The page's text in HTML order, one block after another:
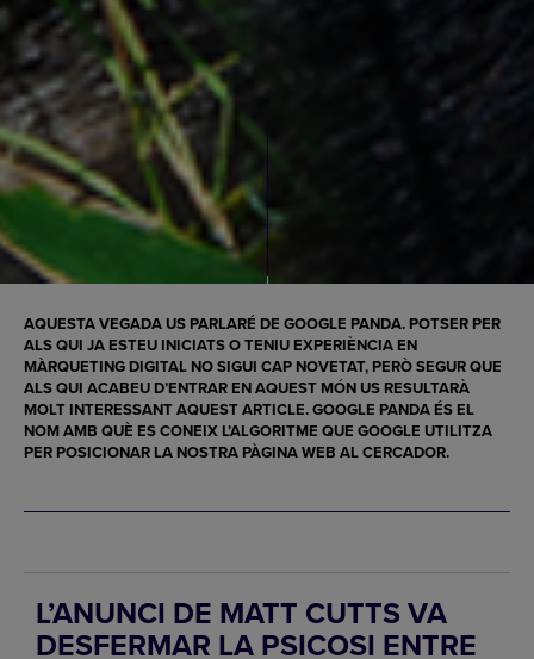
AQUESTA VEGADA US PARLARÉ DE GOOGLE PANDA. POTSER PER
ALS QUI JA ESTEU INICIATS O TENIU EXPERIÈNCIA EN
MÀRQUETING DIGITAL NO SIGUI CAP NOVETAT, PERÒ SEGUR QUE
ALS QUI ACABEU D’ENTRAR EN AQUEST MÓN US RESULTARÀ
MOLT INTERESSANT AQUEST ARTICLE.GOOGLE PANDA ÉS EL
NOM AMB QUÈ ES CONEIX L’ALGORITME QUE GOOGLE UTILITZA
PER POSICIONAR LA NOSTRA PÀGINA WEB AL CERCADOR.
L’ANUNCI DE MATT CUTTS VA
DESFERMAR LA PSICOSI ENTRE